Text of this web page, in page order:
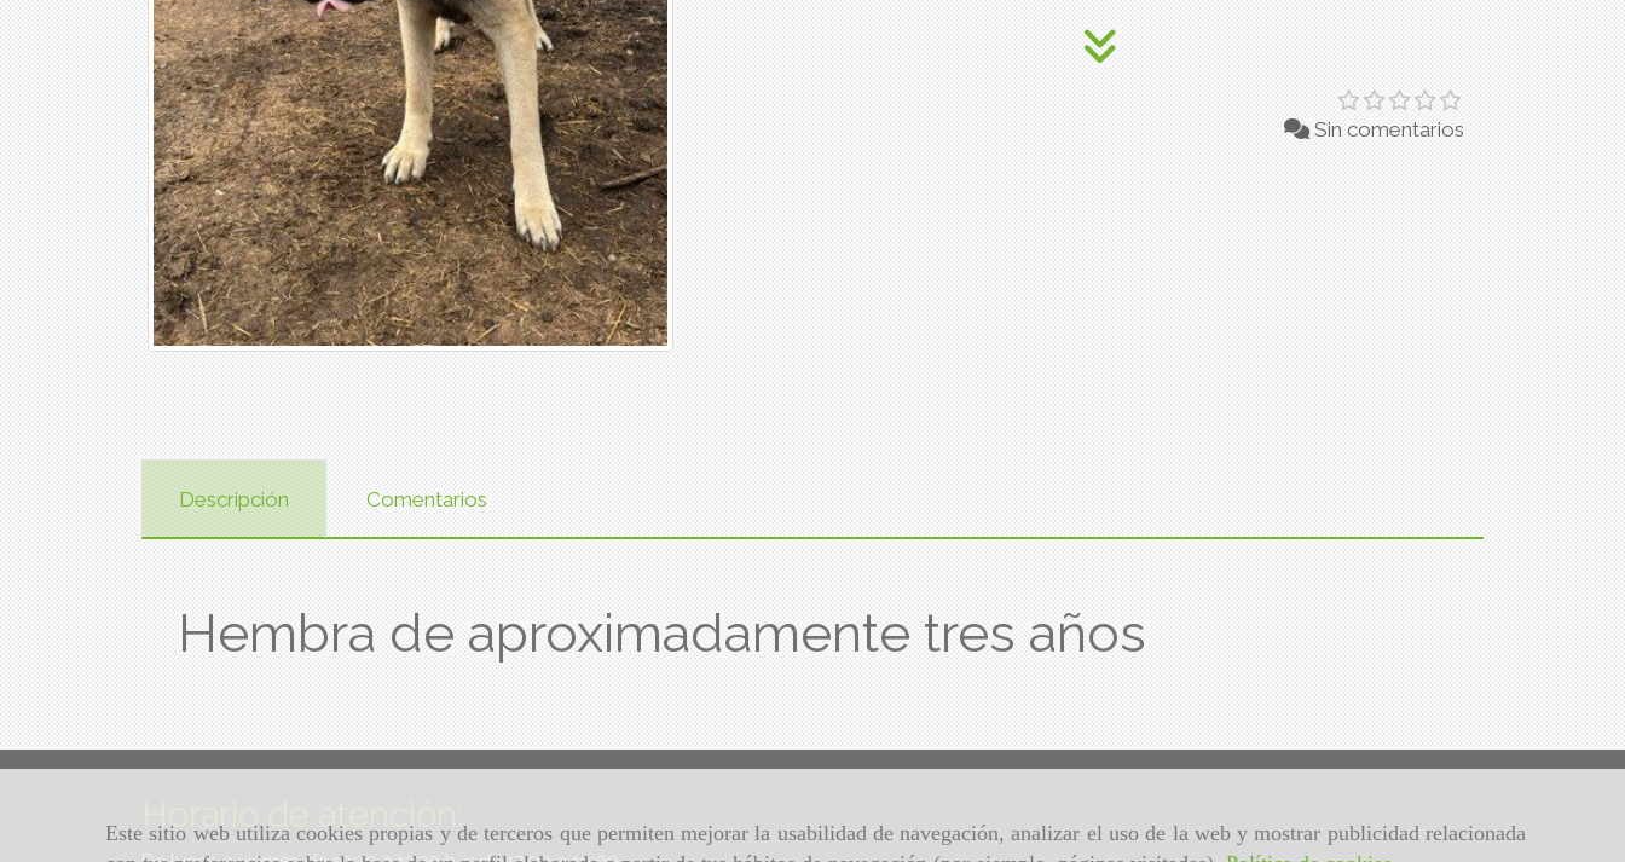
Este sitio web utiliza cookies propias y de terceros que permiten mejorar la usabilidad de navegación, analizar el uso de la web y mostrar publicidad relacionada
Sin comentarios
Descripción Comentarios
Hembra de aproximadamente tres años
Horario de atención: